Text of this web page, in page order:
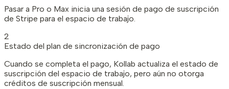
Pasar a Pro o Max inicia una sesión de pago de suscripción
de Stripe para el espacio de trabajo.
2
Estado del plan de sincronización de pago
Cuando se completa el pago, Kollab actualiza el estado de
suscripción del espacio de trabajo, pero aún no otorga
créditos de suscripción mensual.